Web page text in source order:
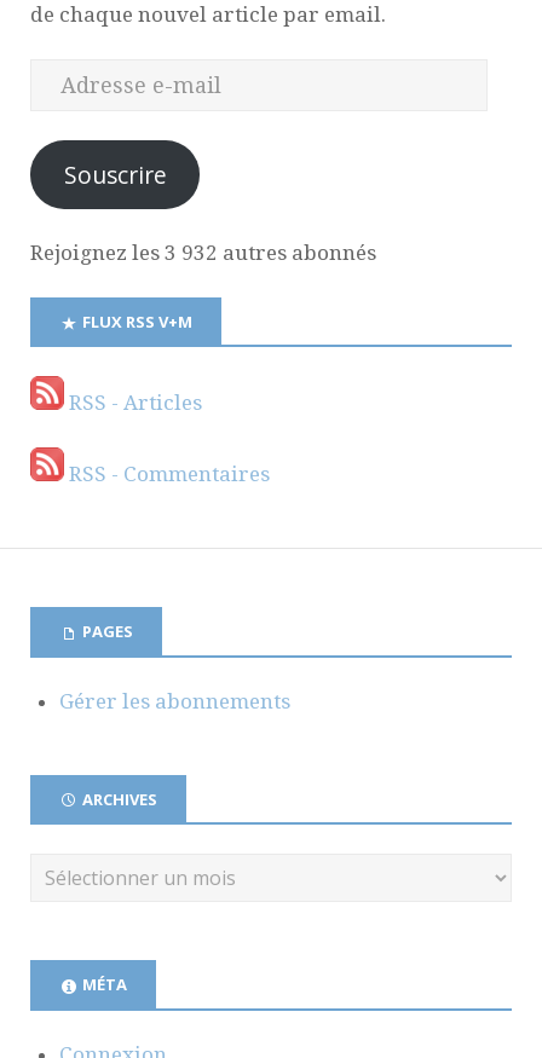
de chaque nouvel article par email.
Souscrire
Rejoignez les 3 932 autres abonnés
FLUX RSS V+M
RSS - Articles
RSS - Commentaires
PAGES
Gérer les abonnements
ARCHIVES
MÉTA